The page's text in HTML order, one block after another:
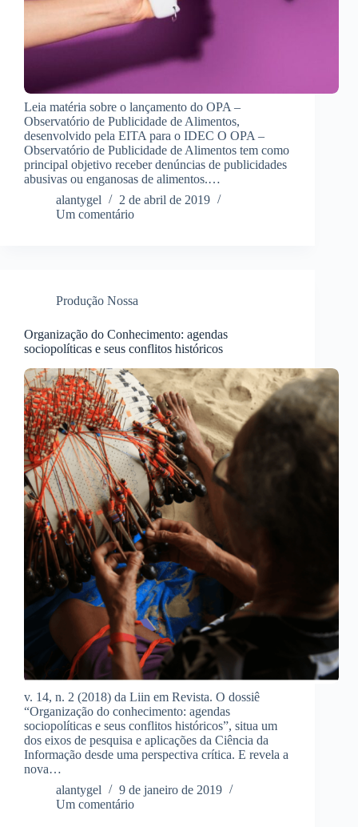
Leia matéria sobre o lançamento do OPA –
Observatório de Publicidade de Alimentos,
desenvolvido pela EITA para o IDEC O OPA –
Observatório de Publicidade de Alimentos tem como
principal objetivo receber denúncias de publicidades
abusivas ou enganosas de alimentos.…
alantygel
2 de abril de 2019
Um comentário
Produção Nossa
Organização do Conhecimento: agendas
sociopolíticas e seus conflitos históricos
v. 14, n. 2 (2018) da Liin em Revista. O dossiê
“Organização do conhecimento: agendas
sociopolíticas e seus conflitos históricos”, situa um
dos eixos de pesquisa e aplicações da Ciência da
Informação desde uma perspectiva crítica. E revela a
nova…
alantygel
9 de janeiro de 2019
Um comentário